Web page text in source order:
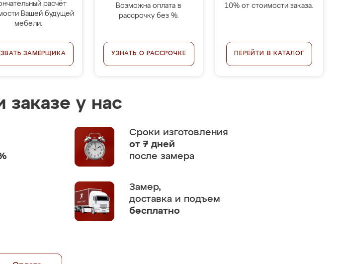
расчёт
Вашей будущей
мебели.
ЗАМЕРЩИКА
Возможна оплата в
рассрочку без %.
УЗНАТЬ О РАССРОЧКЕ
10% от стоимости заказа.
ПЕРЕЙТИ В КАТАЛОГ
заказе у нас
Сроки изготовления
от 7 дней
после замера
Замер,
доставка и подъем
бесплатно